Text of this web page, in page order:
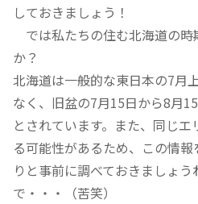
しておきましょう！
では私たちの住む北海道の時
か？
北海道は一般的な東日本の7月
なく、旧盆の7月15日から8月
とされています。また、同じ
る可能性があるため、この情
りと事前に調べておきましょ
で・・・（苦笑）